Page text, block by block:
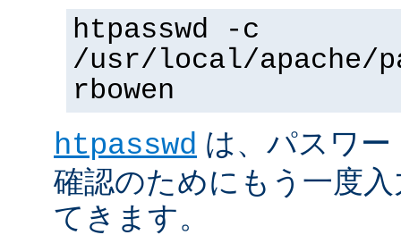
htpasswd -c
/usr/local/apache/
rbowen
htpasswd は、パスワ
確認のためにもう一度
てきます。